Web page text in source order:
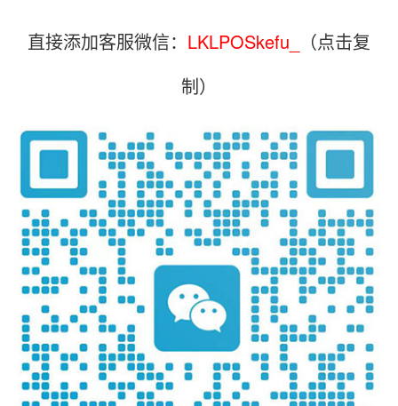
直接添加客服微信： LKLPOSkefu_
（点击复
制）